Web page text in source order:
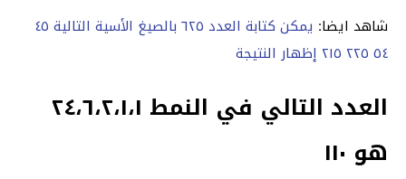
شاهد ايضا:
يمكن كتابة العدد ٦٢٥ بالصيغ الأسية التالية ٤٥
٥٤ ٢٢٥ ٢١٥ إظهار النتيجة
العدد التالي في النمط ٢٤،٦،٢،١،١
هو ١١٠